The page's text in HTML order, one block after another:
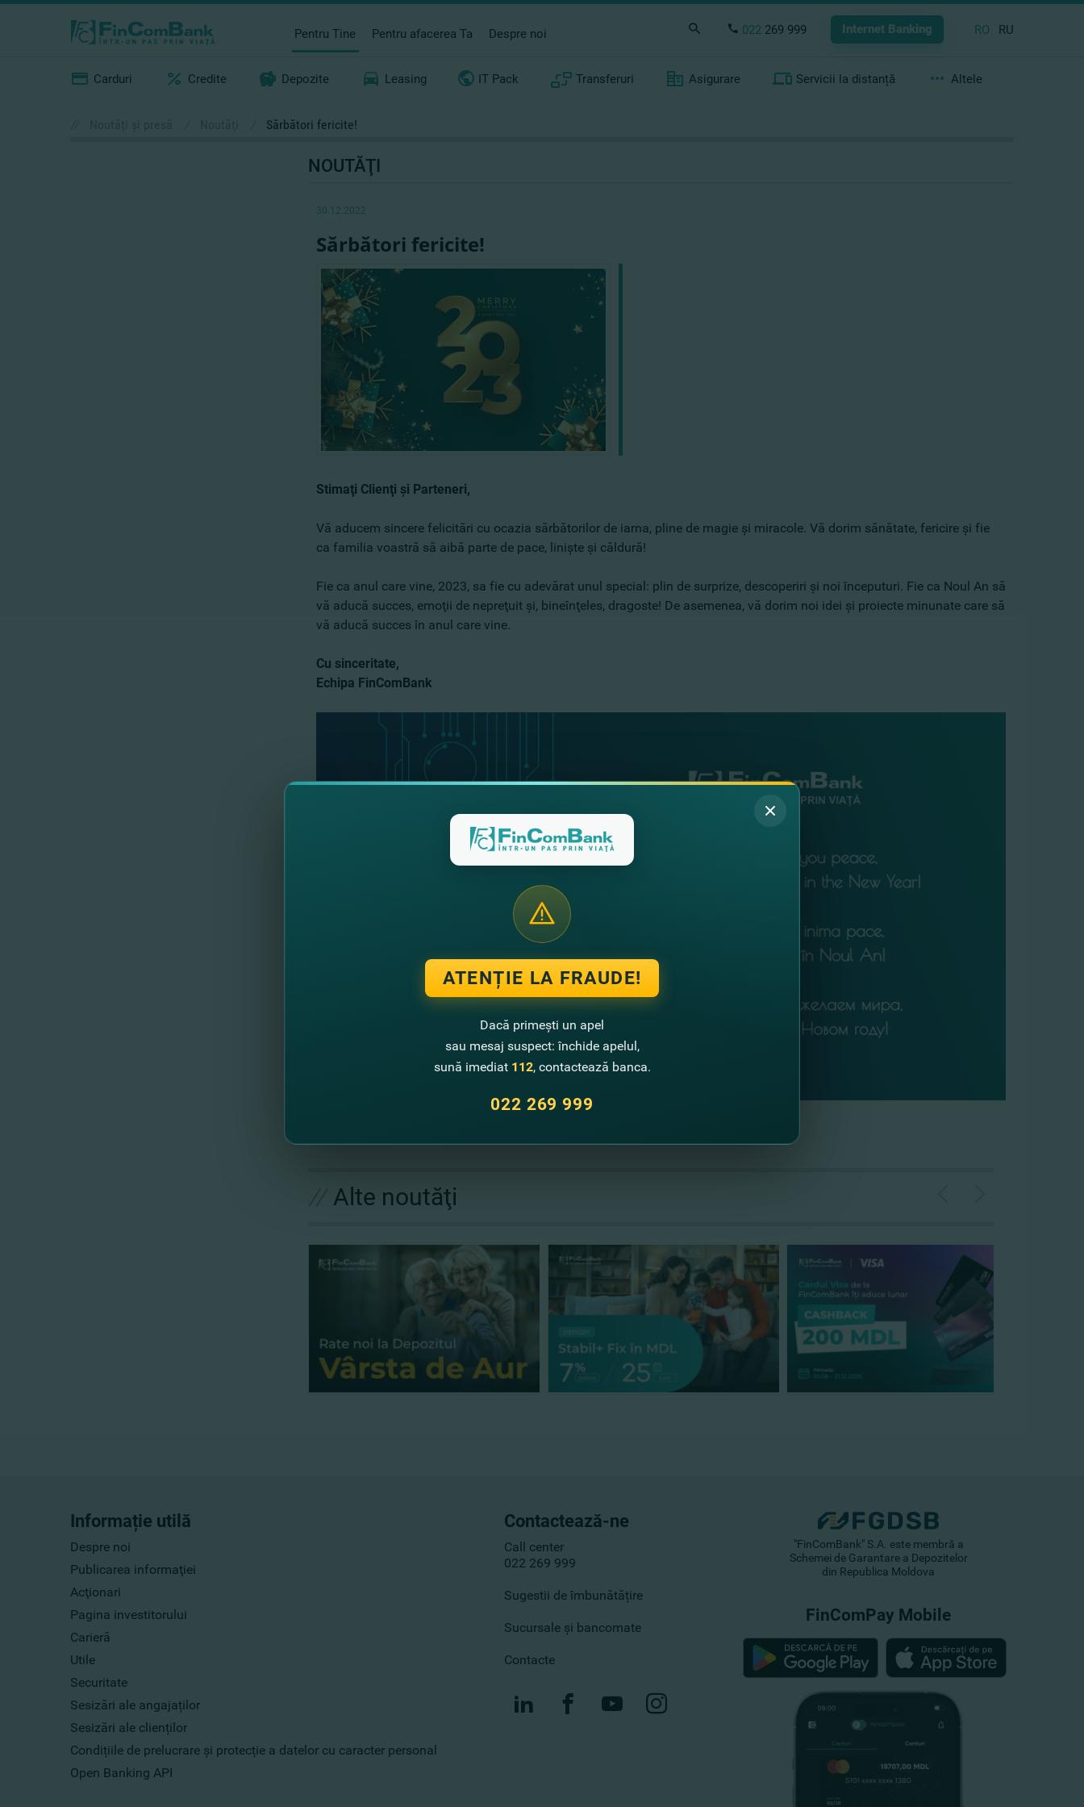
Pentru Tine Pentru afacerea Ta Despre noi 022 269 999 Internet Banking RO RU
Carduri Credite Depozite Leasing IT Pack Transferuri Asigurare Servicii la distanță Altele
Sărbători fericite!
NOUTĂŢI
30.12.2022
Sărbători fericite!
Stimaţi Clienţi şi Parteneri,
Vă aducem sincere felicitări cu ocazia sărbătorilor de iarna, pline de magie şi miracole. Vă dorim sănătate, fericire şi fie
ca familia voastră să aibă parte de pace, linişte şi căldură!
Fie ca anul care vine, 2023, sa fie cu adevărat unul special: plin de surprize, descoperiri şi noi începuturi. Fie ca Noul An să
vă aducă succes, emoţii de nepreţuit şi, bineînţeles, dragoste! De asemenea, vă dorim noi idei şi proiecte minunate care să
vă aducă succes în anul care vine.
Cu sinceritate,
Echipa FinComBank
Alte noutăţi
Informație utilă
Despre noi
Publicarea informaţiei
Acţionari
Pagina investitorului
Carieră
Utile
Securitate
Sesizări ale angajaților
Sesizări ale clienților
Condițiile de prelucrare și protecție a datelor cu caracter personal
Open Banking API
Contactează-ne
Call center
022 269 999
Sugestii de îmbunătățire
Sucursale și bancomate
Contacte
"FinComBank" S.A. este membră a
Schemei de Garantare a Depozitelor
din Republica Moldova
FinComPay Mobile
ATENȚIE LA FRAUDE!
Dacă primești un apel
sau mesaj suspect: închide apelul,
sună imediat 112, contactează banca.
022 269 999